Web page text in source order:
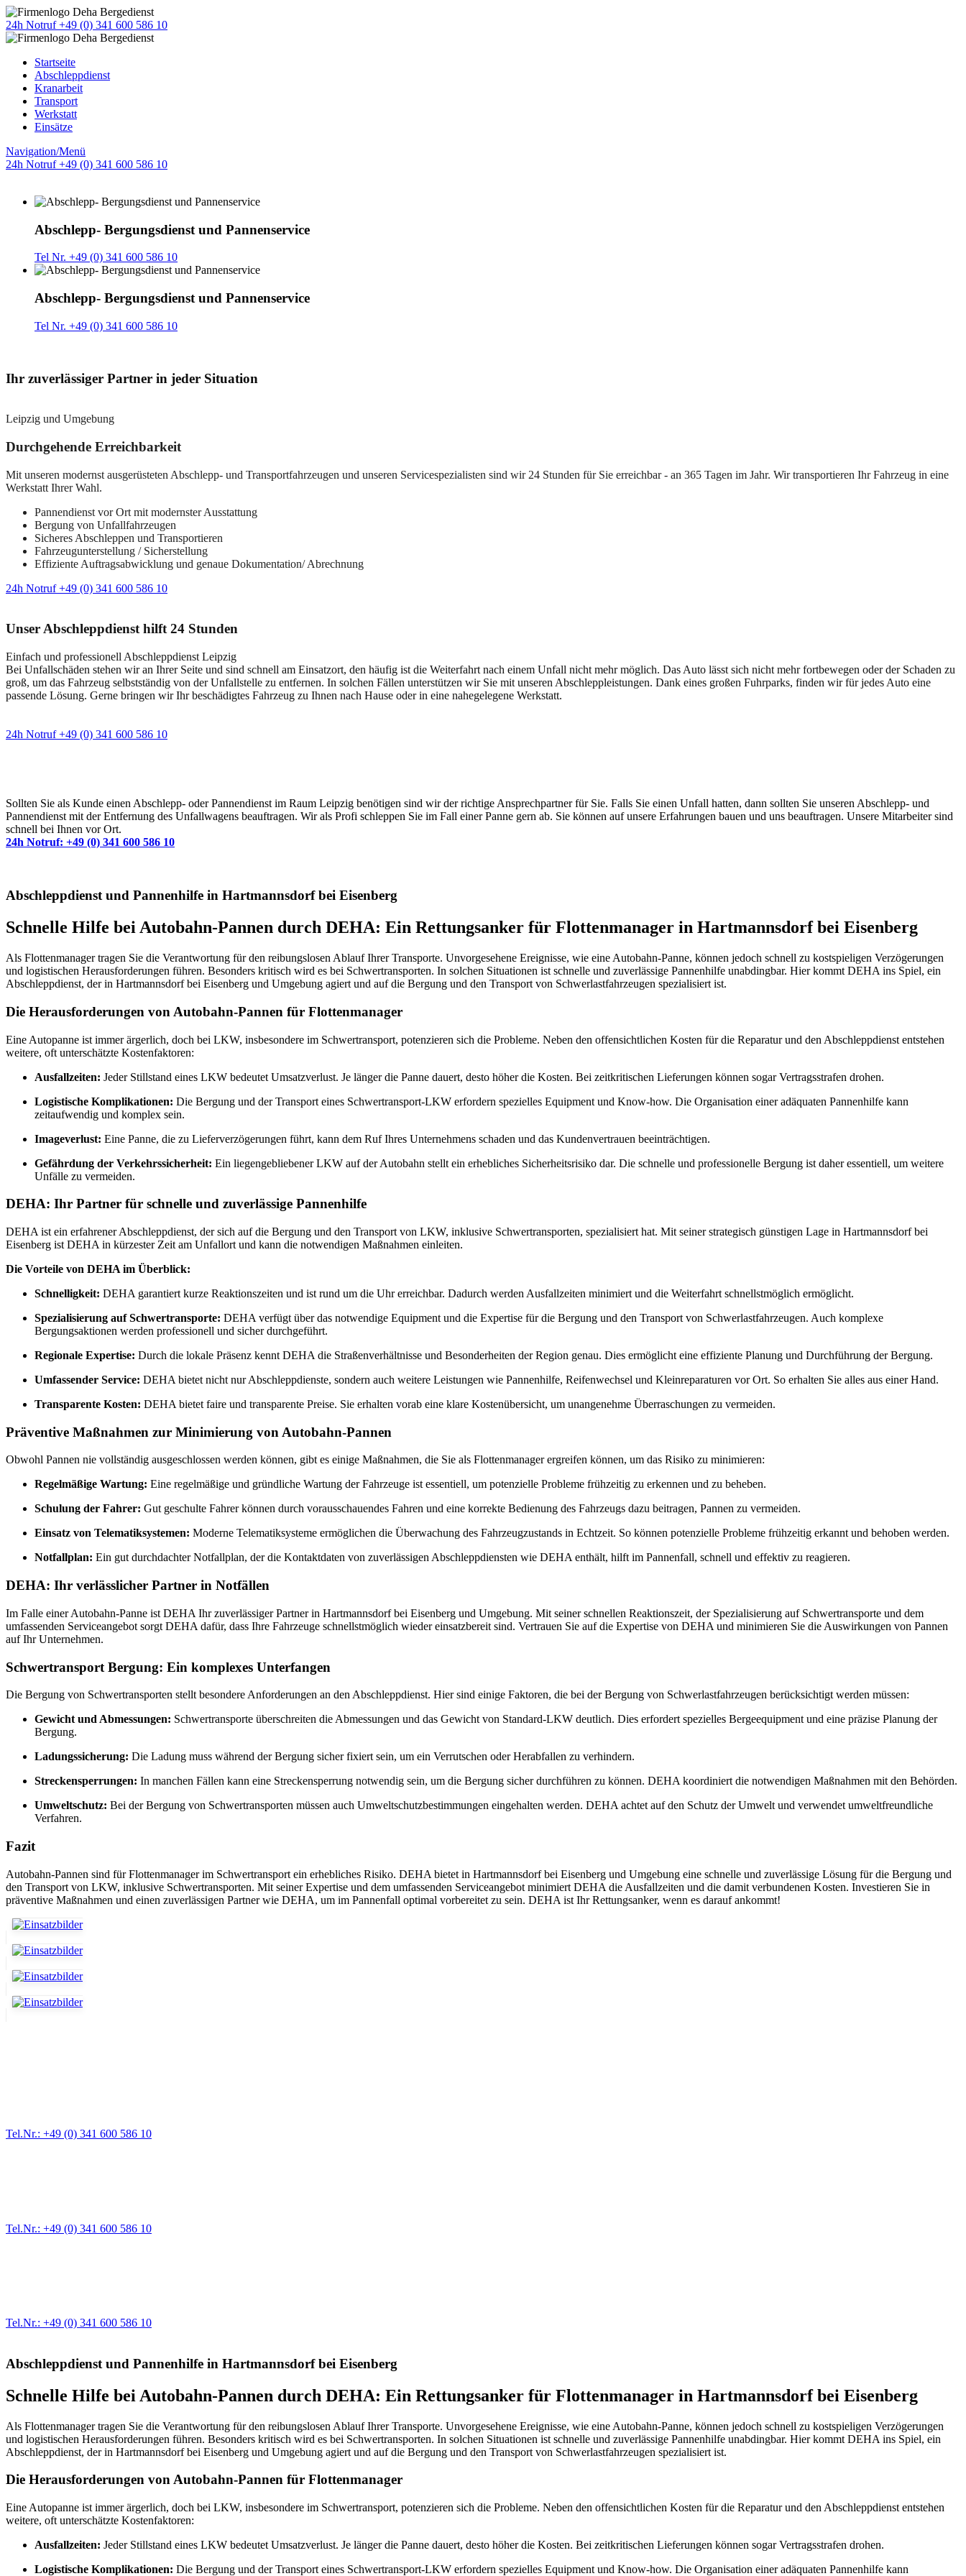
24h Notruf +49 (0) 341 600 586 10
Startseite
Abschleppdienst
Kranarbeit
Transport
Werkstatt
Einsätze
Navigation/Menü
24h Notruf +49 (0) 341 600 586 10
Abschlepp- Bergungsdienst und Pannenservice
Tel Nr. +49 (0) 341 600 586 10
Abschlepp- Bergungsdienst und Pannenservice
Tel Nr. +49 (0) 341 600 586 10
Ihr zuverlässiger Partner in jeder Situation
Leipzig und Umgebung
Durchgehende Erreichbarkeit
Mit unseren modernst ausgerüsteten Abschlepp- und Transportfahrzeugen und unseren Servicespezialisten sind wir 24 Stunden für Sie erreichbar - an 365 Tagen im Jahr. Wir transportieren Ihr Fahrzeug in eine
Werkstatt Ihrer Wahl.
Pannendienst vor Ort mit modernster Ausstattung
Bergung von Unfallfahrzeugen
Sicheres Abschleppen und Transportieren
Fahrzeugunterstellung / Sicherstellung
Effiziente Auftragsabwicklung und genaue Dokumentation/ Abrechnung
24h Notruf +49 (0) 341 600 586 10
Unser Abschleppdienst hilft 24 Stunden
Einfach und professionell Abschleppdienst Leipzig
Bei Unfallschäden stehen wir an Ihrer Seite und sind schnell am Einsatzort, den häufig ist die Weiterfahrt nach einem Unfall nicht mehr möglich. Das Auto lässt sich nicht mehr fortbewegen oder der Schaden zu
groß, um das Fahrzeug selbstständig von der Unfallstelle zu entfernen. In solchen Fällen unterstützen wir Sie mit unseren Abschleppleistungen. Dank eines großen Fuhrparks, finden wir für jedes Auto eine
passende Lösung. Gerne bringen wir Ihr beschädigtes Fahrzeug zu Ihnen nach Hause oder in eine nahegelegene Werkstatt.
24h Notruf +49 (0) 341 600 586 10
Sollten Sie als Kunde einen Abschlepp- oder Pannendienst im Raum Leipzig benötigen sind wir der richtige Ansprechpartner für Sie. Falls Sie einen Unfall hatten, dann sollten Sie unseren Abschlepp- und
Pannendienst mit der Entfernung des Unfallwagens beauftragen. Wir als Profi schleppen Sie im Fall einer Panne gern ab. Sie können auf unsere Erfahrungen bauen und uns beauftragen. Unsere Mitarbeiter sind
schnell bei Ihnen vor Ort.
24h Notruf: +49 (0) 341 600 586 10
Abschleppdienst und Pannenhilfe in Hartmannsdorf bei Eisenberg
Schnelle Hilfe bei Autobahn-Pannen durch DEHA: Ein Rettungsanker für Flottenmanager in Hartmannsdorf bei Eisenberg
Als Flottenmanager tragen Sie die Verantwortung für den reibungslosen Ablauf Ihrer Transporte. Unvorgesehene Ereignisse, wie eine Autobahn-Panne, können jedoch schnell zu kostspieligen Verzögerungen
und logistischen Herausforderungen führen. Besonders kritisch wird es bei Schwertransporten. In solchen Situationen ist schnelle und zuverlässige Pannenhilfe unabdingbar. Hier kommt DEHA ins Spiel, ein
Abschleppdienst, der in Hartmannsdorf bei Eisenberg und Umgebung agiert und auf die Bergung und den Transport von Schwerlastfahrzeugen spezialisiert ist.
Die Herausforderungen von Autobahn-Pannen für Flottenmanager
Eine Autopanne ist immer ärgerlich, doch bei LKW, insbesondere im Schwertransport, potenzieren sich die Probleme. Neben den offensichtlichen Kosten für die Reparatur und den Abschleppdienst entstehen
weitere, oft unterschätzte Kostenfaktoren:
Ausfallzeiten: Jeder Stillstand eines LKW bedeutet Umsatzverlust. Je länger die Panne dauert, desto höher die Kosten. Bei zeitkritischen Lieferungen können sogar Vertragsstrafen drohen.
Logistische Komplikationen: Die Bergung und der Transport eines Schwertransport-LKW erfordern spezielles Equipment und Know-how. Die Organisation einer adäquaten Pannenhilfe kann
zeitaufwendig und komplex sein.
Imageverlust: Eine Panne, die zu Lieferverzögerungen führt, kann dem Ruf Ihres Unternehmens schaden und das Kundenvertrauen beeinträchtigen.
Gefährdung der Verkehrssicherheit: Ein liegengebliebener LKW auf der Autobahn stellt ein erhebliches Sicherheitsrisiko dar. Die schnelle und professionelle Bergung ist daher essentiell, um weitere
Unfälle zu vermeiden.
DEHA: Ihr Partner für schnelle und zuverlässige Pannenhilfe
DEHA ist ein erfahrener Abschleppdienst, der sich auf die Bergung und den Transport von LKW, inklusive Schwertransporten, spezialisiert hat. Mit seiner strategisch günstigen Lage in Hartmannsdorf bei
Eisenberg ist DEHA in kürzester Zeit am Unfallort und kann die notwendigen Maßnahmen einleiten.
Die Vorteile von DEHA im Überblick:
Schnelligkeit: DEHA garantiert kurze Reaktionszeiten und ist rund um die Uhr erreichbar. Dadurch werden Ausfallzeiten minimiert und die Weiterfahrt schnellstmöglich ermöglicht.
Spezialisierung auf Schwertransporte: DEHA verfügt über das notwendige Equipment und die Expertise für die Bergung und den Transport von Schwerlastfahrzeugen. Auch komplexe
Bergungsaktionen werden professionell und sicher durchgeführt.
Regionale Expertise: Durch die lokale Präsenz kennt DEHA die Straßenverhältnisse und Besonderheiten der Region genau. Dies ermöglicht eine effiziente Planung und Durchführung der Bergung.
Umfassender Service: DEHA bietet nicht nur Abschleppdienste, sondern auch weitere Leistungen wie Pannenhilfe, Reifenwechsel und Kleinreparaturen vor Ort. So erhalten Sie alles aus einer Hand.
Transparente Kosten: DEHA bietet faire und transparente Preise. Sie erhalten vorab eine klare Kostenübersicht, um unangenehme Überraschungen zu vermeiden.
Präventive Maßnahmen zur Minimierung von Autobahn-Pannen
Obwohl Pannen nie vollständig ausgeschlossen werden können, gibt es einige Maßnahmen, die Sie als Flottenmanager ergreifen können, um das Risiko zu minimieren:
Regelmäßige Wartung: Eine regelmäßige und gründliche Wartung der Fahrzeuge ist essentiell, um potenzielle Probleme frühzeitig zu erkennen und zu beheben.
Schulung der Fahrer: Gut geschulte Fahrer können durch vorausschauendes Fahren und eine korrekte Bedienung des Fahrzeugs dazu beitragen, Pannen zu vermeiden.
Einsatz von Telematiksystemen: Moderne Telematiksysteme ermöglichen die Überwachung des Fahrzeugzustands in Echtzeit. So können potenzielle Probleme frühzeitig erkannt und behoben werden.
Notfallplan: Ein gut durchdachter Notfallplan, der die Kontaktdaten von zuverlässigen Abschleppdiensten wie DEHA enthält, hilft im Pannenfall, schnell und effektiv zu reagieren.
DEHA: Ihr verlässlicher Partner in Notfällen
Im Falle einer Autobahn-Panne ist DEHA Ihr zuverlässiger Partner in Hartmannsdorf bei Eisenberg und Umgebung. Mit seiner schnellen Reaktionszeit, der Spezialisierung auf Schwertransporte und dem
umfassenden Serviceangebot sorgt DEHA dafür, dass Ihre Fahrzeuge schnellstmöglich wieder einsatzbereit sind. Vertrauen Sie auf die Expertise von DEHA und minimieren Sie die Auswirkungen von Pannen
auf Ihr Unternehmen.
Schwertransport Bergung: Ein komplexes Unterfangen
Die Bergung von Schwertransporten stellt besondere Anforderungen an den Abschleppdienst. Hier sind einige Faktoren, die bei der Bergung von Schwerlastfahrzeugen berücksichtigt werden müssen:
Gewicht und Abmessungen: Schwertransporte überschreiten die Abmessungen und das Gewicht von Standard-LKW deutlich. Dies erfordert spezielles Bergeequipment und eine präzise Planung der
Bergung.
Ladungssicherung: Die Ladung muss während der Bergung sicher fixiert sein, um ein Verrutschen oder Herabfallen zu verhindern.
Streckensperrungen: In manchen Fällen kann eine Streckensperrung notwendig sein, um die Bergung sicher durchführen zu können. DEHA koordiniert die notwendigen Maßnahmen mit den Behörden.
Umweltschutz: Bei der Bergung von Schwertransporten müssen auch Umweltschutzbestimmungen eingehalten werden. DEHA achtet auf den Schutz der Umwelt und verwendet umweltfreundliche
Verfahren.
Fazit
Autobahn-Pannen sind für Flottenmanager im Schwertransport ein erhebliches Risiko. DEHA bietet in Hartmannsdorf bei Eisenberg und Umgebung eine schnelle und zuverlässige Lösung für die Bergung und
den Transport von LKW, inklusive Schwertransporten. Mit seiner Expertise und dem umfassenden Serviceangebot minimiert DEHA die Ausfallzeiten und die damit verbundenen Kosten. Investieren Sie in
präventive Maßnahmen und einen zuverlässigen Partner wie DEHA, um im Pannenfall optimal vorbereitet zu sein. DEHA ist Ihr Rettungsanker, wenn es darauf ankommt!
Tel.Nr.: +49 (0) 341 600 586 10
Tel.Nr.: +49 (0) 341 600 586 10
Tel.Nr.: +49 (0) 341 600 586 10
Abschleppdienst und Pannenhilfe in Hartmannsdorf bei Eisenberg
Schnelle Hilfe bei Autobahn-Pannen durch DEHA: Ein Rettungsanker für Flottenmanager in Hartmannsdorf bei Eisenberg
Als Flottenmanager tragen Sie die Verantwortung für den reibungslosen Ablauf Ihrer Transporte. Unvorgesehene Ereignisse, wie eine Autobahn-Panne, können jedoch schnell zu kostspieligen Verzögerungen
und logistischen Herausforderungen führen. Besonders kritisch wird es bei Schwertransporten. In solchen Situationen ist schnelle und zuverlässige Pannenhilfe unabdingbar. Hier kommt DEHA ins Spiel, ein
Abschleppdienst, der in Hartmannsdorf bei Eisenberg und Umgebung agiert und auf die Bergung und den Transport von Schwerlastfahrzeugen spezialisiert ist.
Die Herausforderungen von Autobahn-Pannen für Flottenmanager
Eine Autopanne ist immer ärgerlich, doch bei LKW, insbesondere im Schwertransport, potenzieren sich die Probleme. Neben den offensichtlichen Kosten für die Reparatur und den Abschleppdienst entstehen
weitere, oft unterschätzte Kostenfaktoren:
Ausfallzeiten: Jeder Stillstand eines LKW bedeutet Umsatzverlust. Je länger die Panne dauert, desto höher die Kosten. Bei zeitkritischen Lieferungen können sogar Vertragsstrafen drohen.
Logistische Komplikationen: Die Bergung und der Transport eines Schwertransport-LKW erfordern spezielles Equipment und Know-how. Die Organisation einer adäquaten Pannenhilfe kann